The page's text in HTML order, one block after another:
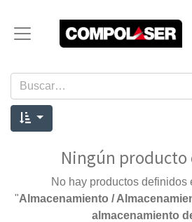
Ningún
No hay productos definidos
"Almacenamiento /
almacenamiento